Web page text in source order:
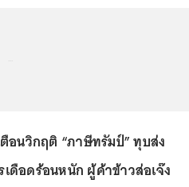
อนวิกฤติ “ภาษีทรัมป์” ทุบส่ง
ดือดร้อนหนัก ผู้ค้าข้าวส่อเจ๊ง